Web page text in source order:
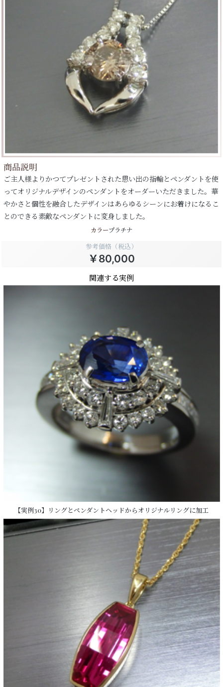
商品説明
ご主人様よりかつてプレゼントされた思い出の指輪とペンダントを使
ってオリジナルデザインのペンダントをオーダーいただきました。華
やかさと個性を融合したデザインはあらゆるシーンにお着けになるこ
とのできる素敵なペンダントに変身しました。
カラープラチナ
参考価格（税込）
￥80,000
関連する実例
【実例30】リングとペンダントヘッドからオリジナルリングに加工